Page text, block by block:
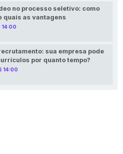
no processo seletivo: como
quais as vantagens
sua empresa pode
por quanto tempo?
14:00